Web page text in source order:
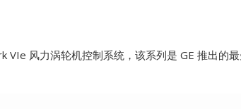
VIe 风力涡轮机控制系统，该系列是 GE 推出